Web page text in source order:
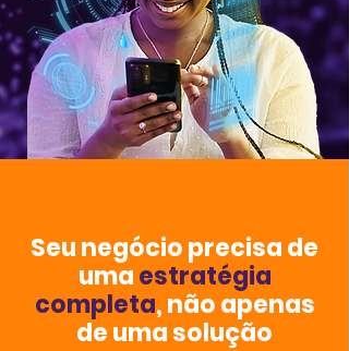
Seu negócio precisa de
umaestratégia
completa, não apenas
de uma solução